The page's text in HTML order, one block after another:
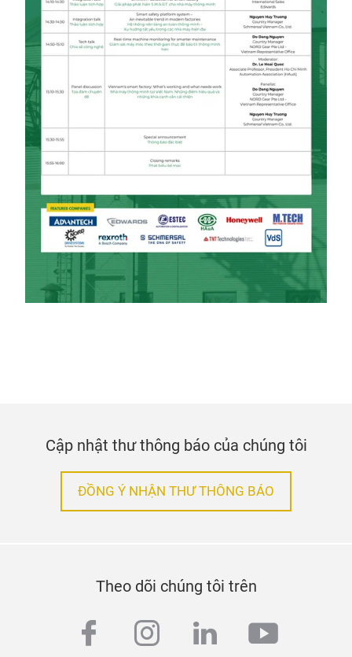
Cập nhật thư thông báo của chúng tôi
ĐỒNG Ý NHẬN THƯ THÔNG BÁO
Theo dõi chúng tôi trên
facebook
instagram
linkedin